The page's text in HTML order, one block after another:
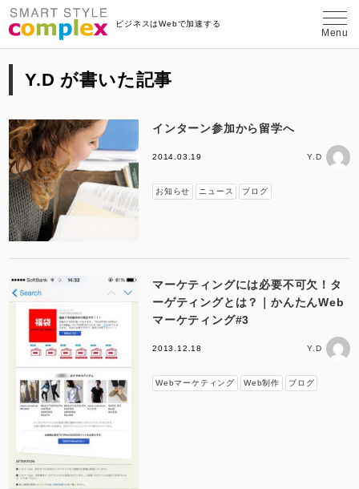
埼玉県さいたま市のWeb制作・コンテ
ビジネスはWebで加速する
Menu
Y.D が書いた記事
インターン参加から留学へ
2014.03.19 Y.D
お知らせ ニュース ブログ
マーケティングには必要不可欠！タ
ーゲティングとは？｜かんたんWeb
マーケティング#3
2013.12.18 Y.D
Webマーケティング Web制作 ブログ